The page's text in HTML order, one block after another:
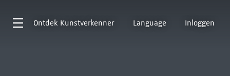
Ontdek Kunstverkenner Language Inloggen